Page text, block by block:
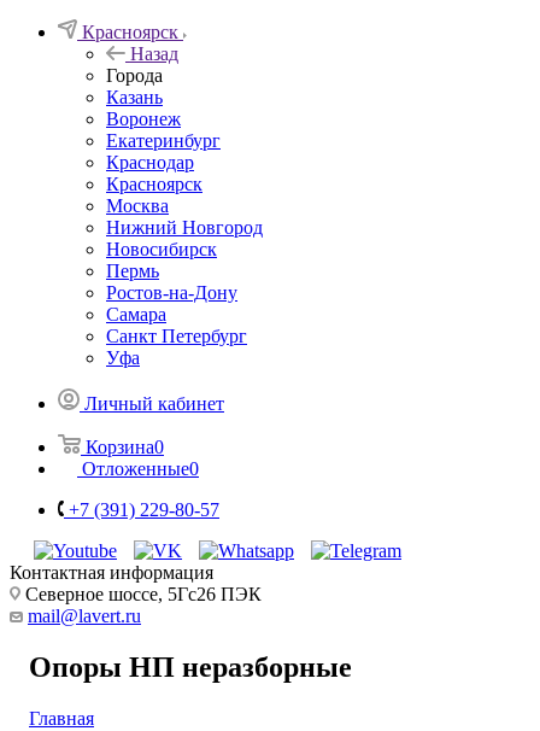
Красноярск
Назад
Города
Казань
Воронеж
Екатеринбург
Краснодар
Красноярск
Москва
Нижний Новгород
Новосибирск
Пермь
Ростов-на-Дону
Самара
Санкт Петербург
Уфа
Личный кабинет
Корзина0
Отложенные0
+7 (391) 229-80-57
Контактная информация
Северное шоссе, 5Гс26 ПЭК
mail@lavert.ru
Опоры НП неразборные
Главная